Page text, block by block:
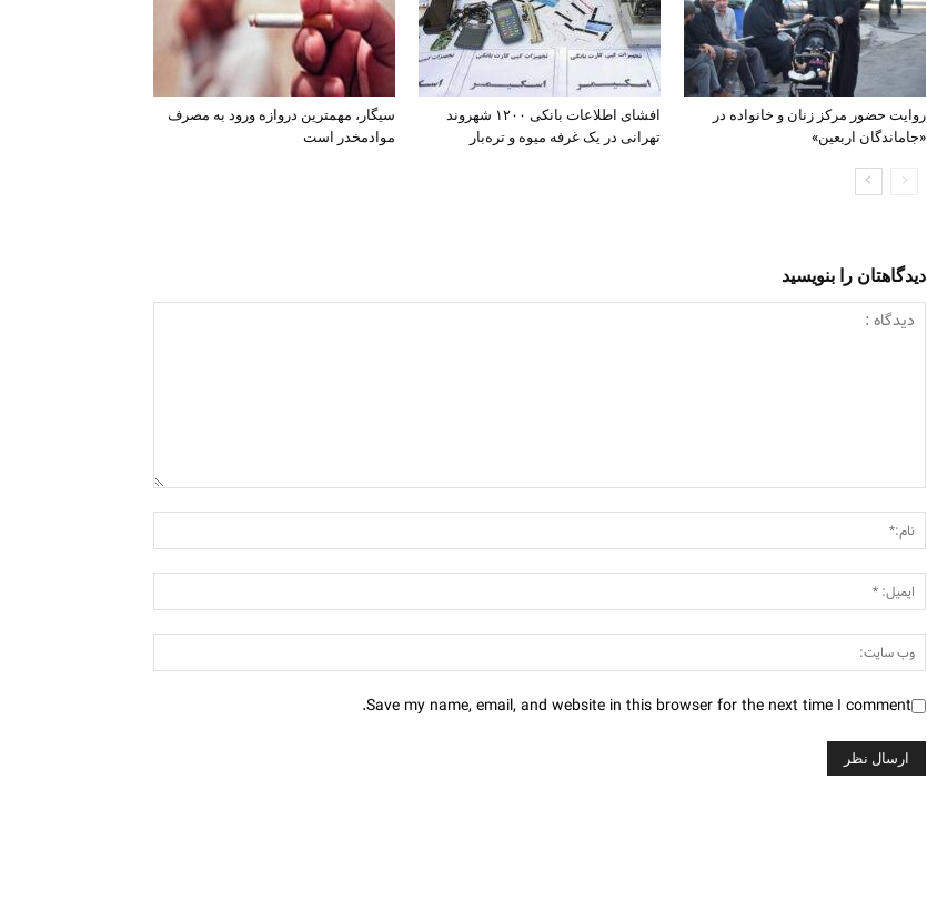
سیگار، مهمترین دروازه ورود به مصرف
موادمخدر است
افشای اطلاعات بانکی ۱۲۰۰ شهروند
تهرانی در یک غرفه میوه و تره‌بار
روایت حضور مرکز زنان و خانواده در
«جاماندگان اربعین»
دیدگاهتان را بنویسید
Save my name, email, and website in this browser for the next time I comment.